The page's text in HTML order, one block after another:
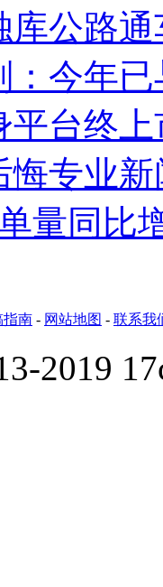
库公路
：今年
台终
悔专业
量同比
指南 - 网站地图 - 联系我
2019